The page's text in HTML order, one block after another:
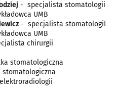
- specjalista stomatologii
UMB
- specjalista stomatologiI
UMB
chirurgii
stomatologiczna